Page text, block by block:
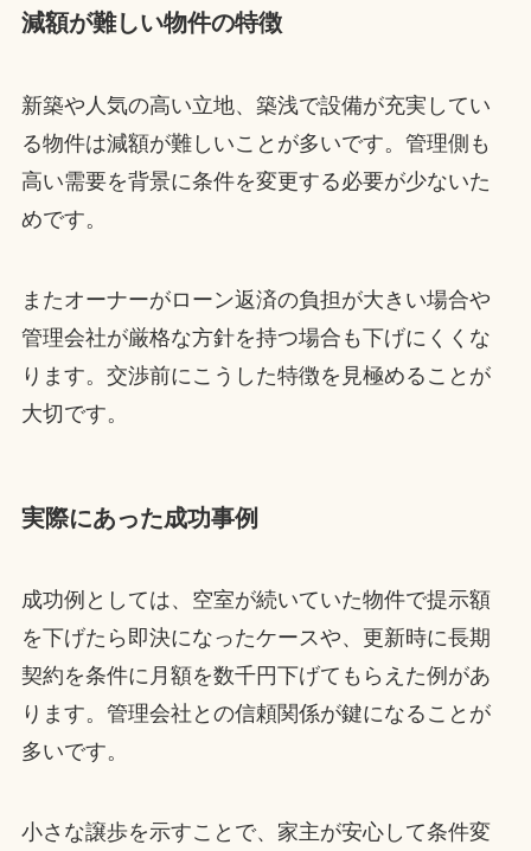
減額が難しい物件の特徴
新築や人気の高い立地、築浅で設備が充実してい
る物件は減額が難しいことが多いです。管理側も
高い需要を背景に条件を変更する必要が少ないた
めです。
またオーナーがローン返済の負担が大きい場合や
管理会社が厳格な方針を持つ場合も下げにくくな
ります。交渉前にこうした特徴を見極めることが
大切です。
実際にあった成功事例
成功例としては、空室が続いていた物件で提示額
を下げたら即決になったケースや、更新時に長期
契約を条件に月額を数千円下げてもらえた例があ
ります。管理会社との信頼関係が鍵になることが
多いです。
小さな譲歩を示すことで、家主が安心して条件変